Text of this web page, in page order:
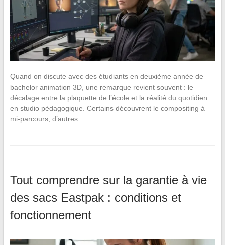
Quand on discute avec des étudiants en deuxième année de
bachelor animation 3D, une remarque revient souvent : le
décalage entre la plaquette de l’école et la réalité du quotidien
en studio pédagogique. Certains découvrent le compositing à
mi-parcours, d’autres…
Tout comprendre sur la garantie à vie
des sacs Eastpak : conditions et
fonctionnement